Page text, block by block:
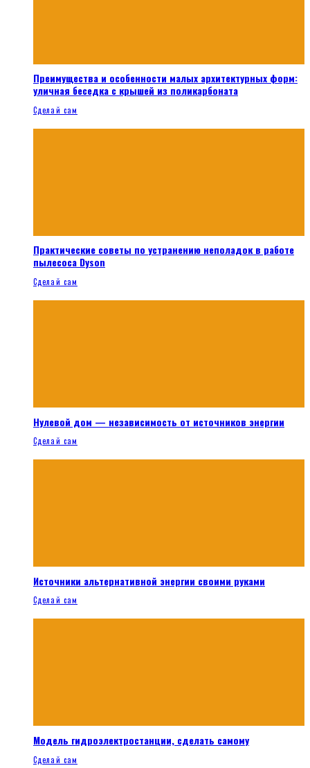
Преимущества и особенности малых архитектурных форм:
уличная беседка с крышей из поликарбоната
Сделай сам
Практические советы по устранению неполадок в работе
пылесоса Dyson
Сделай сам
Нулевой дом — независимость от источников энергии
Сделай сам
Источники альтернативной энергии своими руками
Сделай сам
Модель гидроэлектростанции, сделать самому
Сделай сам